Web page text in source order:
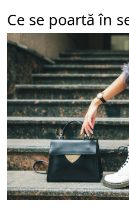
Ce se poartă în